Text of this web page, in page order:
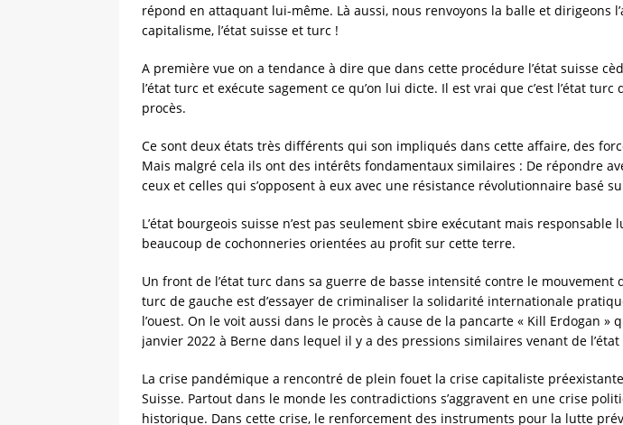
répond en attaquant lui-même. Là aussi, nous renvoyons la balle et dirigeons
capitalisme, l’état suisse et turc !
A première vue on a tendance à dire que dans cette procédure l’état suisse
l’état turc et exécute sagement ce qu’on lui dicte. Il est vrai que c’est l’état turc
procès.
Ce sont deux états très différents qui son impliqués dans cette affaire, des
Mais malgré cela ils ont des intérêts fondamentaux similaires : De répondre
ceux et celles qui s’opposent à eux avec une résistance révolutionnaire basé
L’état bourgeois suisse n’est pas seulement sbire exécutant mais responsable
beaucoup de cochonneries orientées au profit sur cette terre.
Un front de l’état turc dans sa guerre de basse intensité contre le mouvement
turc de gauche est d’essayer de criminaliser la solidarité internationale
l’ouest. On le voit aussi dans le procès à cause de la pancarte « Kill Erdogan »
janvier 2022 à Berne dans lequel il y a des pressions similaires venant de
La crise pandémique a rencontré de plein fouet la crise capitaliste
Suisse. Partout dans le monde les contradictions s’aggravent en une crise
historique. Dans cette crise, le renforcement des instruments pour la lutte